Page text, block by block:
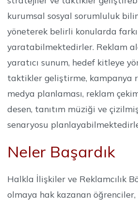
kurumsal sosyal sorumluluk
yöneterek belirli konularda
yaratabilmektedirler. Reklam
yaratıcı sunum, hedef kitleye
taktikler geliştirme, kampanya
medya planlaması, reklam
desen, tanıtım müziği ve
senaryosu
Neler Başardık
Halkla İlişkiler ve Reklamcılık
olmaya hak kazanan